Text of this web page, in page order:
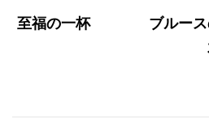
シ
至福の一杯 ブルース